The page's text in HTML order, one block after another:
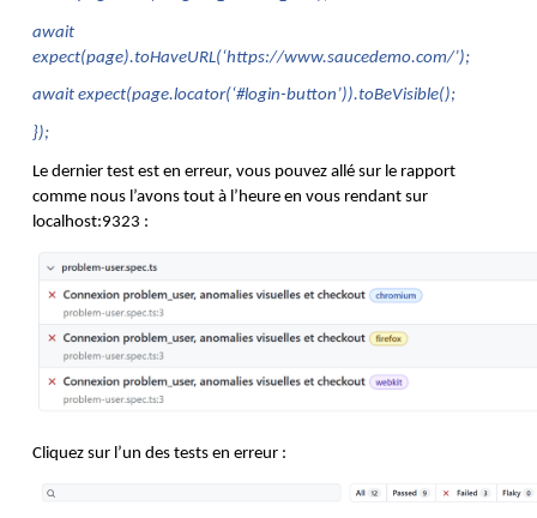
await
expect(page).toHaveURL(‘https://www.saucedemo.com/’);
await expect(page.locator(‘#login-button’)).toBeVisible();
});
Le dernier test est en erreur, vous pouvez allé sur le rapport
comme nous l’avons tout à l’heure en vous rendant sur
localhost:9323 :
Cliquez sur l’un des tests en erreur :